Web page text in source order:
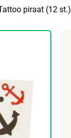
piraat (12 st.)